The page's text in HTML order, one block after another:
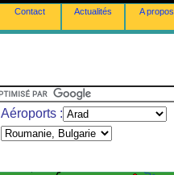
Contact Actualités A propos
Aéroports :